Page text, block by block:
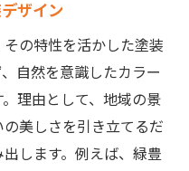
ザイン
の特性を活かした塗装
自然を意識したカラー
理由として、地域の景
美しさを引き立てるだ
します。例えば、緑豊